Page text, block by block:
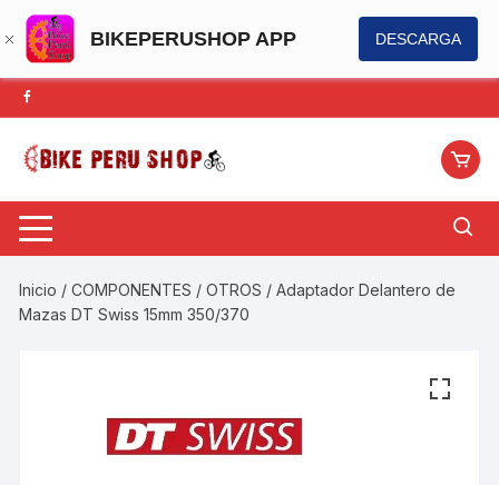
BIKEPERUSHOP APP DESCARGA
Saltar
al
contenido
Inicio /COMPONENTES /OTROS / Adaptador Delantero de
Mazas DT Swiss 15mm 350/370